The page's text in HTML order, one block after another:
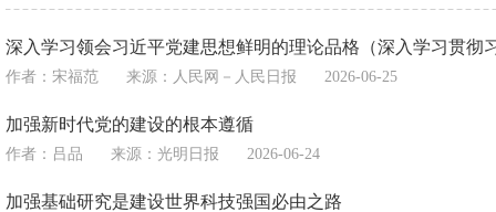
深入学习领会习近平党建思想鲜明的理论品格（深入学习贯
作者：宋福范 来源： 人民网－人民日报 2026-06-25
加强新时代党的建设的根本遵循
作者：吕品 来源： 光明日报 2026-06-24
加强基础研究是建设世界科技强国必由之路